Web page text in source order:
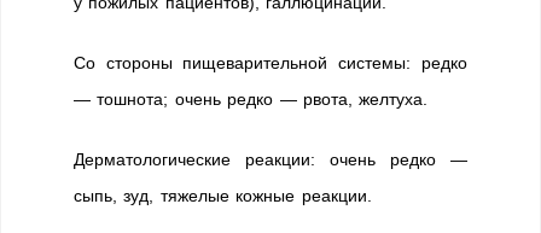
Со стороны пищеварительной системы: редко
— тошнота; очень редко — рвота, желтуха.
Дерматологические реакции: очень редко —
сыпь, зуд, тяжелые кожные реакции.